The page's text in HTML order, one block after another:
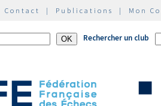
Contact | Publications | Mon
Rechercher un club